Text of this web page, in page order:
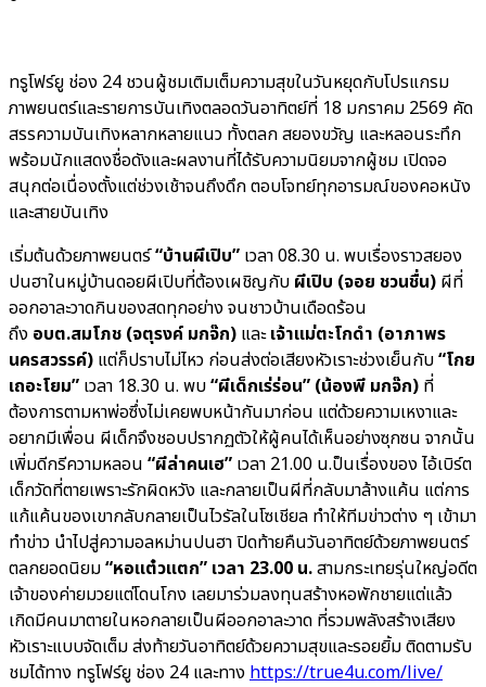
ทรูโฟร์ยู ช่อง 24 ชวนผู้ชมเติมเต็มความสุขในวันหยุดกับโปรแกรม
ภาพยนตร์และรายการบันเทิงตลอดวันอาทิตย์ที่ 18 มกราคม 2569 คัด
สรรความบันเทิงหลากหลายแนว ทั้งตลก สยองขวัญ และหลอนระทึก
พร้อมนักแสดงชื่อดังและผลงานที่ได้รับความนิยมจากผู้ชม เปิดจอ
สนุกต่อเนื่องตั้งแต่ช่วงเช้าจนถึงดึก ตอบโจทย์ทุกอารมณ์ของคอหนัง
และสายบันเทิง
เริ่มต้นด้วยภาพยนตร์“บ้านผีเปิบ” เวลา 08.30 น. พบเรื่องราวสยอง
ปนฮาในหมู่บ้านดอยผีเปิบที่ต้องเผชิญกับ ผีเปิบ (จอย ชวนชื่น) ผีที่
ออกอาละวาดกินของสดทุกอย่าง จนชาวบ้านเดือดร้อน
ถึง อบต.สมโภช (จตุรงค์ มกจ๊ก) และเจ้าแม่ตะโกดำ (อาภาพร
นครสวรรค์) แต่ก็ปราบไม่ไหว ก่อนส่งต่อเสียงหัวเราะช่วงเย็นกับ“โกย
เถอะโยม” เวลา 18.30 น. พบ“ผีเด็กเร่ร่อน” (น้องพี มกจ๊ก) ที่
ต้องการตามหาพ่อซึ่งไม่เคยพบหน้ากันมาก่อน แต่ด้วยความเหงาและ
อยากมีเพื่อน ผีเด็กจึงชอบปรากฏตัวให้ผู้คนได้เห็นอย่างซุกซน จากนั้น
เพิ่มดีกรีความหลอน “ผีล่าคนเฮ” เวลา 21.00 น.ป็นเรื่องของ ไอ้เบิร์ต
เด็กวัดที่ตายเพราะรักผิดหวัง และกลายเป็นผีที่กลับมาล้างแค้น แต่การ
แก้แค้นของเขากลับกลายเป็นไวรัลในโซเชียล ทำให้ทีมข่าวต่าง ๆ เข้ามา
ทำข่าว นำไปสู่ความอลหม่านปนฮา ปิดท้ายคืนวันอาทิตย์ด้วยภาพยนตร์
ตลกยอดนิยม“หอแต๋วแตก” เวลา 23.00 น.สามกระเทยรุ่นใหญ่อดีต
เจ้าของค่ายมวยแต่โดนโกง เลยมาร่วมลงทุนสร้างหอพักชายแต่แล้ว
เกิดมีคนมาตายในหอกลายเป็นผีออกอาละวาด ที่รวมพลังสร้างเสียง
หัวเราะแบบจัดเต็ม ส่งท้ายวันอาทิตย์ด้วยความสุขและรอยยิ้ม ติดตามรับ
ชมได้ทาง ทรูโฟร์ยู ช่อง 24 และทางhttps://true4u.com/live/